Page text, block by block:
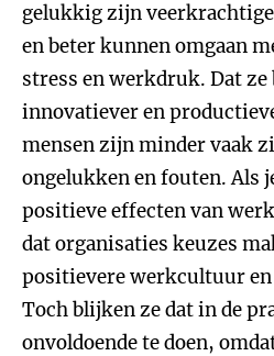
gelukkig zijn
en beter kunnen omgaan
stress en werkdruk. Dat
innovatiever en
mensen zijn minder vaak
ongelukken en fouten. Als
positieve effecten van
dat organisaties keuzes
positievere werkcultuur
Toch blijken ze dat in de
onvoldoende te doen,